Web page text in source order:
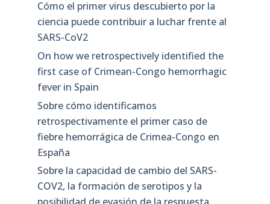
Cómo el primer virus descubierto por la
ciencia puede contribuir a luchar frente al
SARS-CoV2
On how we retrospectively identified the
first case of Crimean-Congo hemorrhagic
fever in Spain
Sobre cómo identificamos
retrospectivamente el primer caso de
fiebre hemorrágica de Crimea-Congo en
España
Sobre la capacidad de cambio del SARS-
COV2, la formación de serotipos y la